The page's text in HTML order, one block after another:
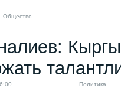
Общество
Политика